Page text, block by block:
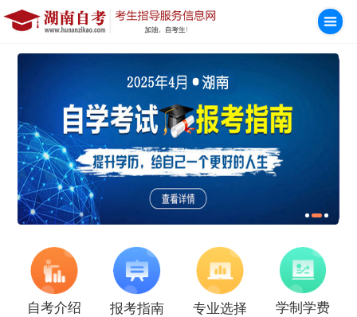
自考介绍 报考指南 专业选择 学制学费